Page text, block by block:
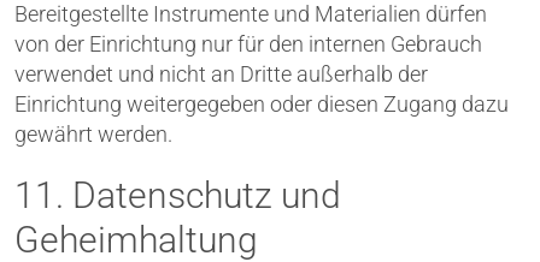
Bereitgestellte Instrumente und Materialien dürfen
von der Einrichtung nur für den internen Gebrauch
verwendet und nicht an Dritte außerhalb der
Einrichtung weitergegeben oder diesen Zugang dazu
gewährt werden.
11. Datenschutz und
Geheimhaltung